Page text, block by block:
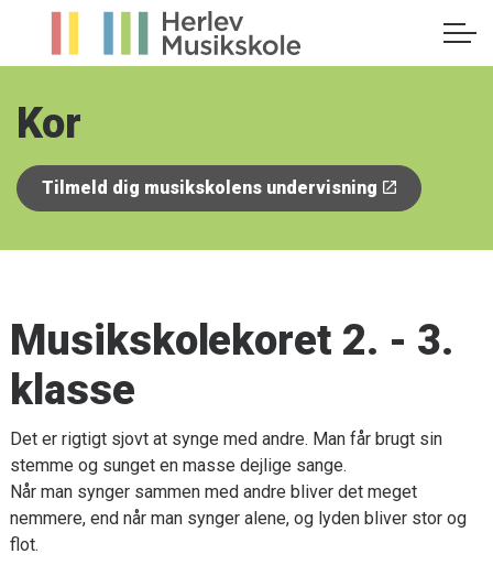
Kor
Tilmeld dig musikskolens undervisning
Musikskolekoret 2. - 3.
klasse
Det er rigtigt sjovt at synge med andre. Man får brugt sin
stemme og sunget en masse dejlige sange.
Når man synger sammen med andre bliver det meget
nemmere, end når man synger alene, og lyden bliver stor og
flot.